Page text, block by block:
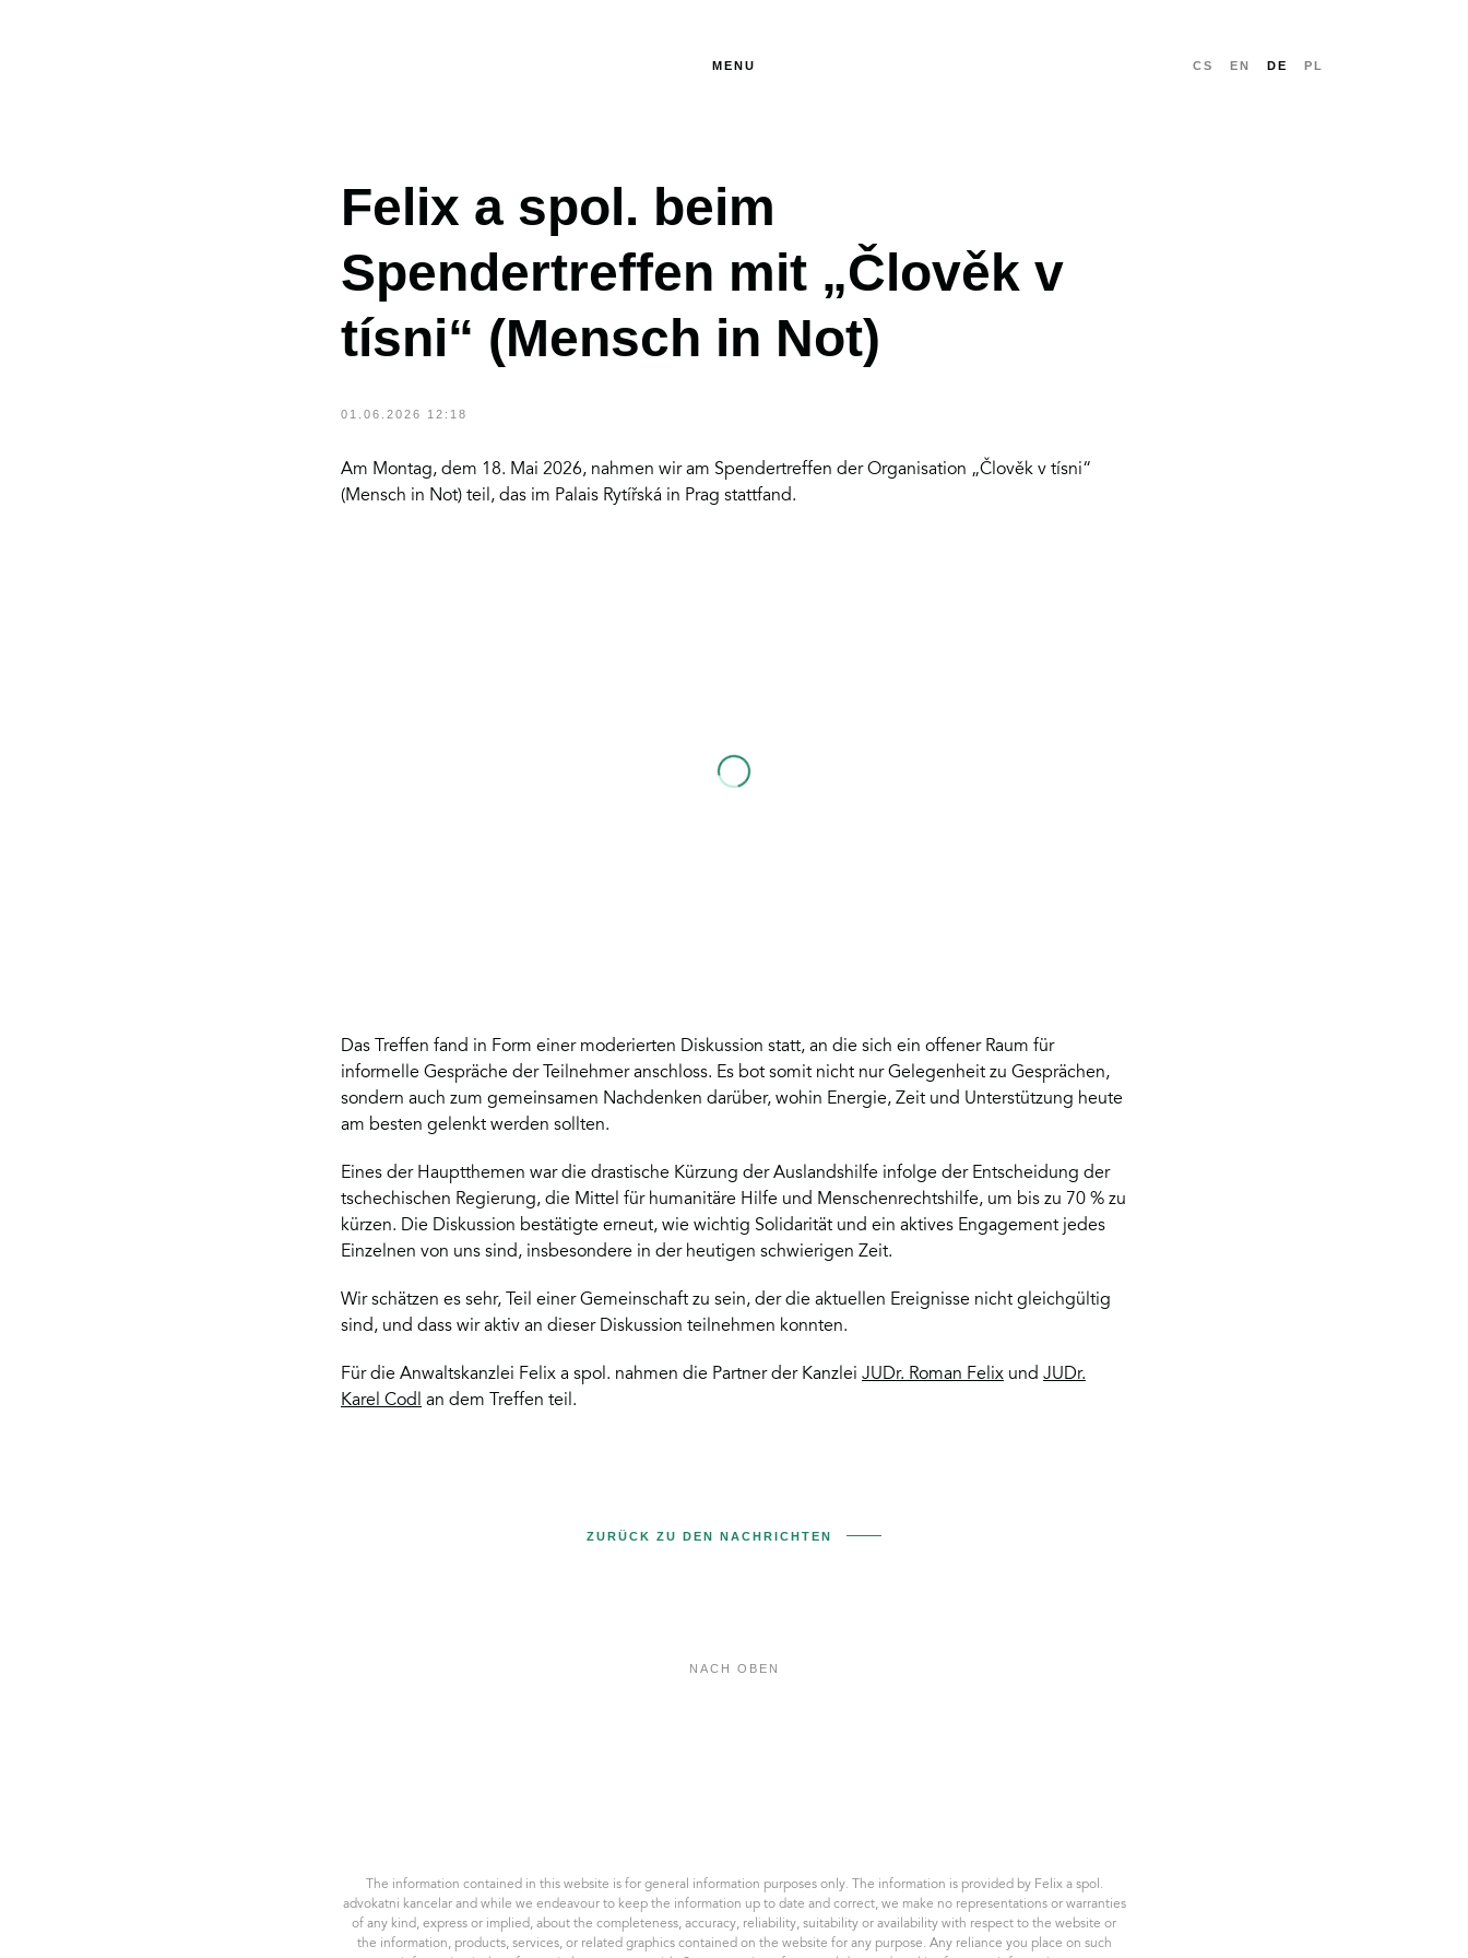
MENU CS EN DE PL
Felix a spol. beim
Spendertreffen mit „Člověk v
tísni“ (Mensch in Not)
01.06.2026 12:18
Am Montag, dem 18. Mai 2026, nahmen wir am Spendertreffen der Organisation „Člověk v tísni“
(Mensch in Not) teil, das im Palais Rytířská in Prag stattfand.
Das Treffen fand in Form einer moderierten Diskussion statt, an die sich ein offener Raum für
informelle Gespräche der Teilnehmer anschloss. Es bot somit nicht nur Gelegenheit zu Gesprächen,
sondern auch zum gemeinsamen Nachdenken darüber, wohin Energie, Zeit und Unterstützung heute
am besten gelenkt werden sollten.
Eines der Hauptthemen war die drastische Kürzung der Auslandshilfe infolge der Entscheidung der
tschechischen Regierung, die Mittel für humanitäre Hilfe und Menschenrechtshilfe, um bis zu 70 % zu
kürzen. Die Diskussion bestätigte erneut, wie wichtig Solidarität und ein aktives Engagement jedes
Einzelnen von uns sind, insbesondere in der heutigen schwierigen Zeit.
Wir schätzen es sehr, Teil einer Gemeinschaft zu sein, der die aktuellen Ereignisse nicht gleichgültig
sind, und dass wir aktiv an dieser Diskussion teilnehmen konnten.
Für die Anwaltskanzlei Felix a spol. nahmen die Partner der Kanzlei JUDr. Roman Felix und JUDr.
Karel Codl
an dem Treffen teil.
ZURÜCK ZU DEN NACHRICHTEN
NACH OBEN
s.r.o.
The information contained in this website is for general information purposes only. The information is provided by Felix a spol.
advokatni kancelar and while we endeavour to keep the information up to date and correct, we make no representations or warranties
of any kind, express or implied, about the completeness, accuracy, reliability, suitability or availability with respect to the website or
the information, products, services, or related graphics contained on the website for any purpose. Any reliance you place on such